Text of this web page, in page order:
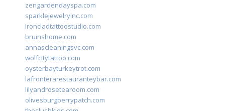
zengardendayspa.com
sparklejewelryinc.com
ironcladtattoostudio.com
bruinshome.com
annascleaningsvc.com
wolfcitytattoo.com
oysterbayturkeytrot.com
lafronterarestauranteybar.com
lilyandrosetearoom.com
olivesburgberrypatch.com